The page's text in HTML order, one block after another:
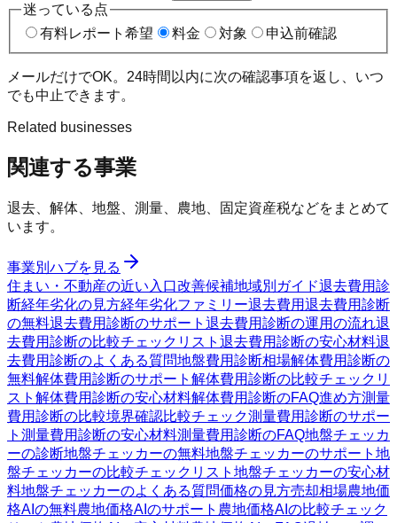
迷っている点
有料レポート希望
料金 対象 申込前確認
メールだけでOK。24時間以内に次の確認事項を返し、いつ
でも中止できます。
Related businesses
関連する事業
退去、解体、地盤、測量、農地、固定資産税などをまとめて
います。
事業別ハブを見る
住まい・不動産の近い入口改善候補地域別ガイド退去費用診
断経年劣化の見方経年劣化ファミリー退去費用退去費用診断
の無料退去費用診断のサポート 退去費用診断の運用の流れ退
去費用診断の比較チェックリスト 退去費用診断の安心材料退
去費用診断のよくある質問地盤費用診断相場解体費用診断の
無料解体費用診断のサポート 解体費用診断の比較チェックリ
スト 解体費用診断の安心材料解体費用診断のFAQ進め方測量
費用診断の比較境界確認比較チェック測量費用診断のサポー
ト 測量費用診断の安心材料測量費用診断のFAQ地盤チェッカ
ーの診断地盤チェッカーの無料地盤チェッカーのサポート 地
盤チェッカーの比較チェックリスト 地盤チェッカーの安心材
料地盤チェッカーのよくある質問価格の見方売却相場農地価
格AIの無料農地価格AIのサポート 農地価格AIの比較チェック